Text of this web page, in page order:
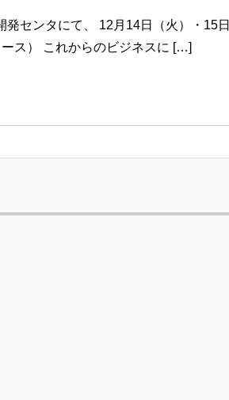
センタにて、 12月14日（火）・15
ス） これからのビジネスに […]